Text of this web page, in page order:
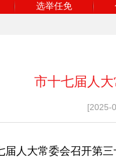
选举任免
市十七届人
[2025-
人大常委会召开第三